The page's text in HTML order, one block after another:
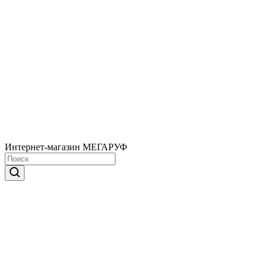
Интернет-магазин МЕГАРУФ